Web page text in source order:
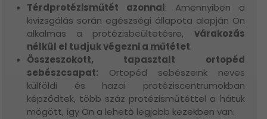
Térdprotézisműtét azonnal: Amennyiben a
kivizsgálás során egészségi állapota alapján Ön
alkalmas a protézisbeültetésre, várakozás
nélkül el tudjuk végezni a műtétet.
Összeszokott, tapasztalt ortopéd
sebészcsapat: Ortopéd sebészeink neves
külföldi és hazai protéziscentrumokban
képződtek, több száz protézisműtéttel a hátuk
mögött, így Ön a lehető legjobb kezekben van.